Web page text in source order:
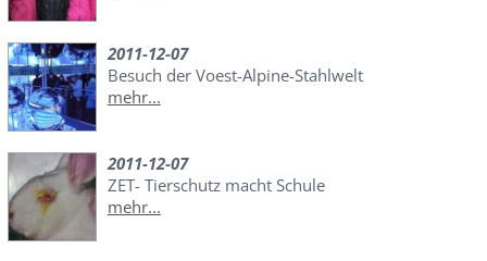
2011-12-07
Besuch der Voest-Alpine-Stahlwelt
mehr...
2011-12-07
ZET- Tierschutz macht Schule
mehr...